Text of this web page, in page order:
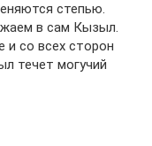
степью.
в сам Кызыл.
и со всех сторон
течет могучий